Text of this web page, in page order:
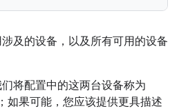
及的设备，以及所有可用的设备
将配置中的这两台设备称为
；如果可能，您应该提供更具描述